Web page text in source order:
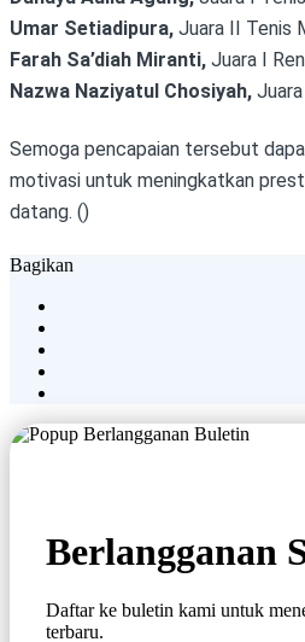
Umar Setiadipura, Juara II Tenis
Farah Sa’diah Miranti, Juara I
Nazwa Naziyatul Chosiyah,
Semoga pencapaian tersebut
motivasi untuk meningkatkan
datang. ()
Bagikan
Berlangganan
Daftar ke buletin kami untuk
terbaru.